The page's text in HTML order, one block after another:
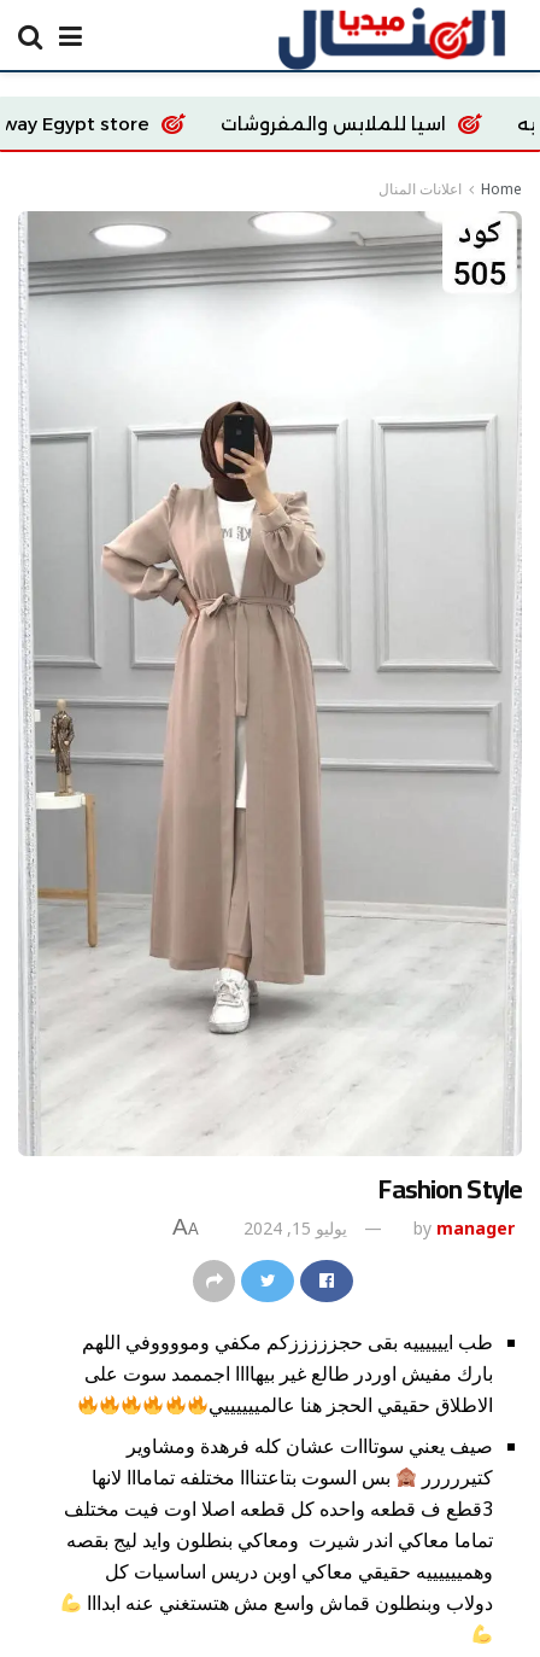
والمفروشات Ecoway Egypt store
Home اعلانات المنال
Fashion Style
by manager يوليو 15, 2024 A
A
طب اييييييه بقى حجزززززكم مكفي ومووووفي اللهم
بارك مفيش اوردر طالع غير بيهاااا اجمممد سوت على
الاطلاق حقيقي الحجز هنا عالمييييييي
صيف يعني سوتااات عشان كله فرهدة ومشاوير
كتيررررر
بس السوت بتاعتنااا مختلفه تمامااا لانها
3قطع ف قطعه واحده كل قطعه اصلا اوت فيت مختلف
تماما معاكي اندر شيرت ومعاكي بنطلون وايد ليج بقصه
وهمييييييه حقيقي معاكي اوبن دريس اساسيات كل
دولاب وبنطلون قماش واسع مش هتستغني عنه ابدااا